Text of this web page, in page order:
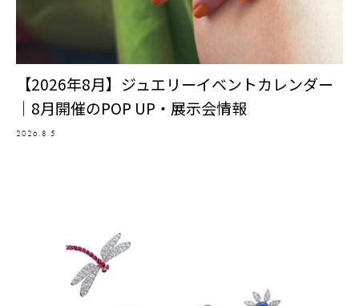
【2026年8月】ジュエリーイベントカレンダー
｜8月開催のPOP UP・展示会情報
2026.8.5